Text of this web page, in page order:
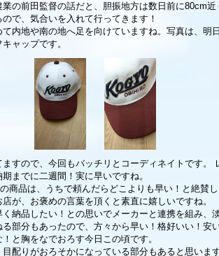
の前田監督の話だと、胆振地方は数日前に80cm
で、気合いを入れて行ってきます！
内地や南の地へ足を向けていますね。写真は、明
ャップです。
すので、今回もバッチリとコーディネイトです。
までに二週間！実に早いですね。
商品は、うちで頼んだらどこよりも早い！と絶賛
が、お褒めの言葉を頂くと素直に嬉しいですね。
納品したい！との思いでメーカーと連携を組み、
部分もあったので、方々から早い！格好いい！安
と胸をなでおろす今日この頃です。
配りがおろそかになっている部分もあると思いま